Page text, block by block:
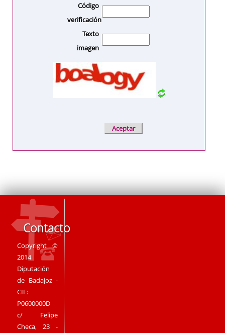
Código
verificación
Texto
imagen
Contacto
Copyright ©
2014
Diputación
de Badajoz -
CIF:
P0600000D
c/ Felipe
Checa, 23 -